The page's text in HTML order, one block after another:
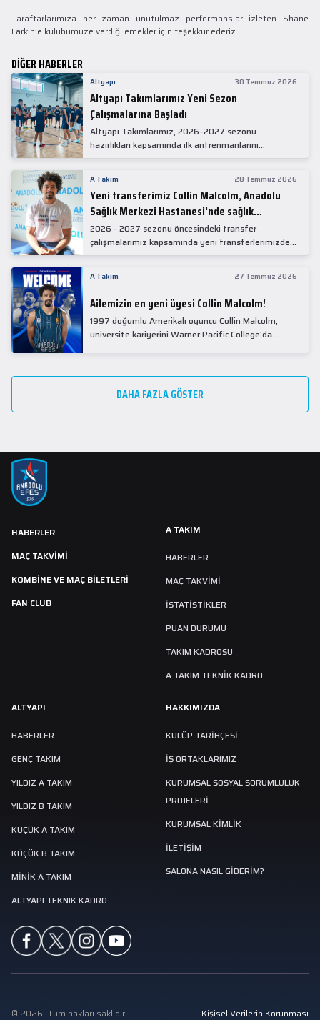
Taraftarlarımıza her zaman unutulmaz performanslar izleten Shane
Larkin’e kulübümüze verdiği emekler için teşekkür ederiz.
DİĞER HABERLER
Altyapı 30 Temmuz 2026
Altyapı Takımlarımız Yeni Sezon
Çalışmalarına Başladı
Altyapı Takımlarımız, 2026–2027 sezonu
hazırlıkları kapsamında ilk antrenmanlarını
gerçekleştirdi.
A Takım 28 Temmuz 2026
Yeni transferimiz Collin Malcolm, Anadolu
Sağlık Merkezi Hastanesi'nde sağlık
kontrolünden geçti.
2026 - 2027 sezonu öncesindeki transfer
çalışmalarımız kapsamında yeni transferlerimizden
Collin Malcolm, bugün partnerimiz Anadolu Sağlık
kontrollerinden geçti.
A Takım 27 Temmuz 2026
Ailemizin en yeni üyesi Collin Malcolm!
1997 doğumlu Amerikalı oyuncu Collin Malcolm,
üniversite kariyerini Warner Pacific College'da
DAHA FAZLA GÖSTER
HABERLER
MAÇ TAKVIMI
KOMBİNE VE MAÇ BİLETLERİ
FAN CLUB
A TAKIM
HABERLER
MAÇ TAKVIMI
İSTATİSTİKLER
PUAN DURUMU
TAKIM KADROSU
A TAKIM TEKNİK KADRO
ALTYAPI
HABERLER
GENÇ TAKIM
YILDIZ A TAKIM
YILDIZ B TAKIM
KÜÇÜK A TAKIM
KÜÇÜK B TAKIM
MINIK A TAKIM
ALTYAPI TEKNIK KADRO
HAKKIMIZDA
KULÜP TARIHÇESI
İŞ ORTAKLARIMIZ
KURUMSAL SOSYAL SORUMLULUK
PROJELERİ
KURUMSAL KİMLİK
İLETİŞİM
SALONA NASIL GIDERIM?
© 2026-Tüm hakları saklıdır. Kişisel Verilerin Korunması